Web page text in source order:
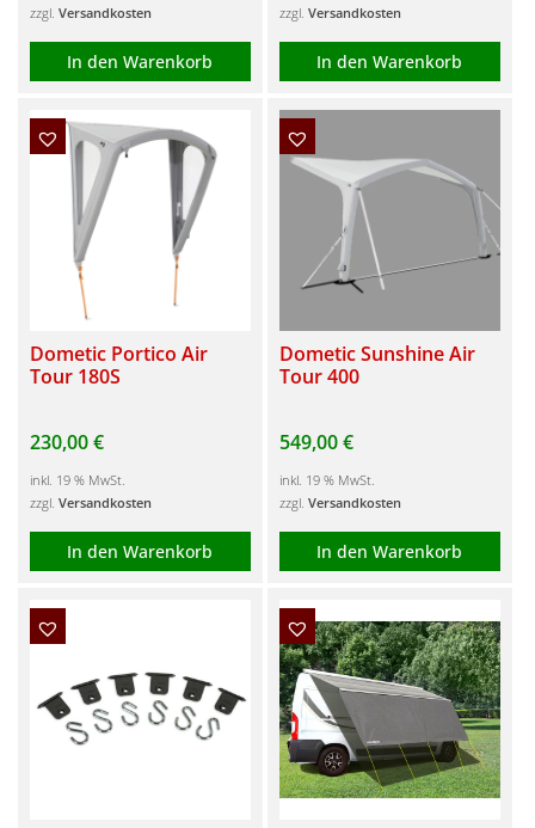
zzgl. Versandkosten
In den Warenkorb
zzgl. Versandkosten
In den Warenkorb
Dometic Portico Air
Tour 180S
230,00€
inkl. 19 % MwSt.
zzgl. Versandkosten
In den Warenkorb
Dometic Sunshine Air
Tour 400
549,00€
inkl. 19 % MwSt.
zzgl. Versandkosten
In den Warenkorb